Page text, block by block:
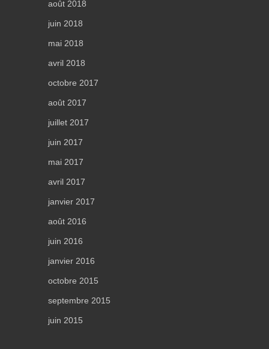
août 2018
juin 2018
mai 2018
avril 2018
octobre 2017
août 2017
juillet 2017
juin 2017
mai 2017
avril 2017
janvier 2017
août 2016
juin 2016
janvier 2016
octobre 2015
septembre 2015
juin 2015